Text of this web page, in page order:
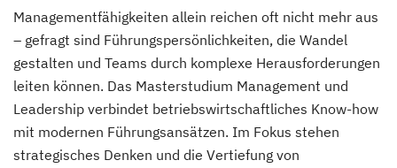
Managementfähigkeiten allein reichen oft nicht mehr aus
– gefragt sind Führungspersönlichkeiten, die Wandel
gestalten und Teams durch komplexe Herausforderungen
leiten können. Das Masterstudium Management und
Leadership verbindet betriebswirtschaftliches Know-how
mit modernen Führungsansätzen. Im Fokus stehen
strategisches Denken und die Vertiefung von